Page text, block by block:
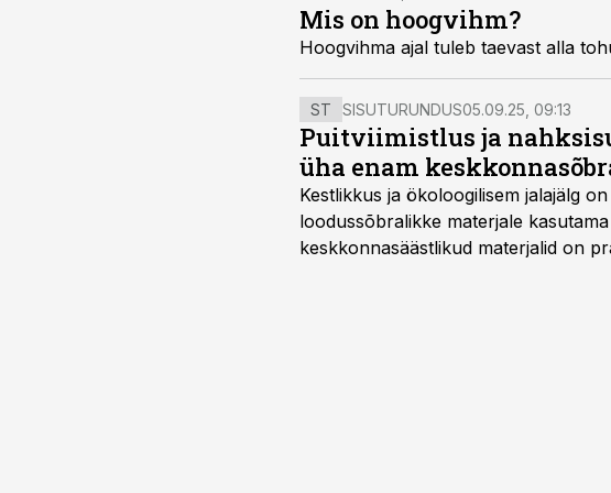
Mis on hoogvihm?
Hoogvihma ajal tuleb taevast alla
ST SISUTURUNDUS05.09.25, 09:13
Puitviimistlus ja
üha enam
Kestlikkus ja ökoloogilisem jalajälg
loodussõbralikke materjale
keskkonnasäästlikud materjalid on